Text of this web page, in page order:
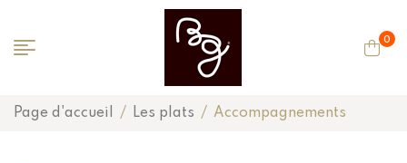
0
Page d'accueil / Les plats / Accompagnements